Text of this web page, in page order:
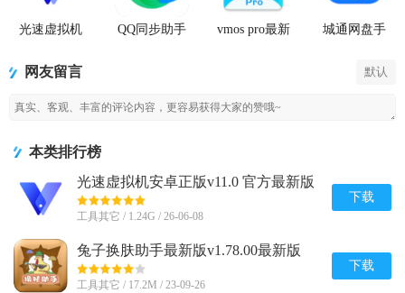
光速虚拟机
QQ同步助手
vmos pro最新
城通网盘手
网友留言 默认
本类排行榜
光速虚拟机安卓正版v11.0 官方最新版
【64位】
工具其它 / 1.24G / 26-06-08
下载
兔子换肤助手最新版v1.78.00最新版
工具其它 / 17.2M / 23-09-26
下载